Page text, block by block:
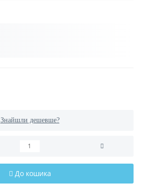
Знайшли дешевше?
До кошика